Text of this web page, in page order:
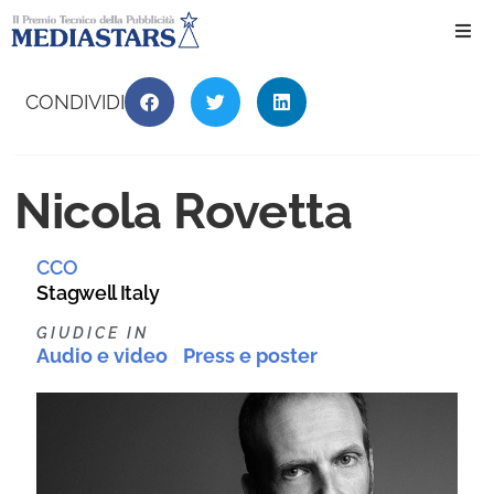
CONDIVIDI
Nicola Rovetta
CCO
Stagwell Italy
GIUDICE IN
Audio e video Press e poster